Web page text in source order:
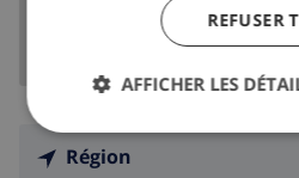
Région
REFUSER
AFFICHER LES